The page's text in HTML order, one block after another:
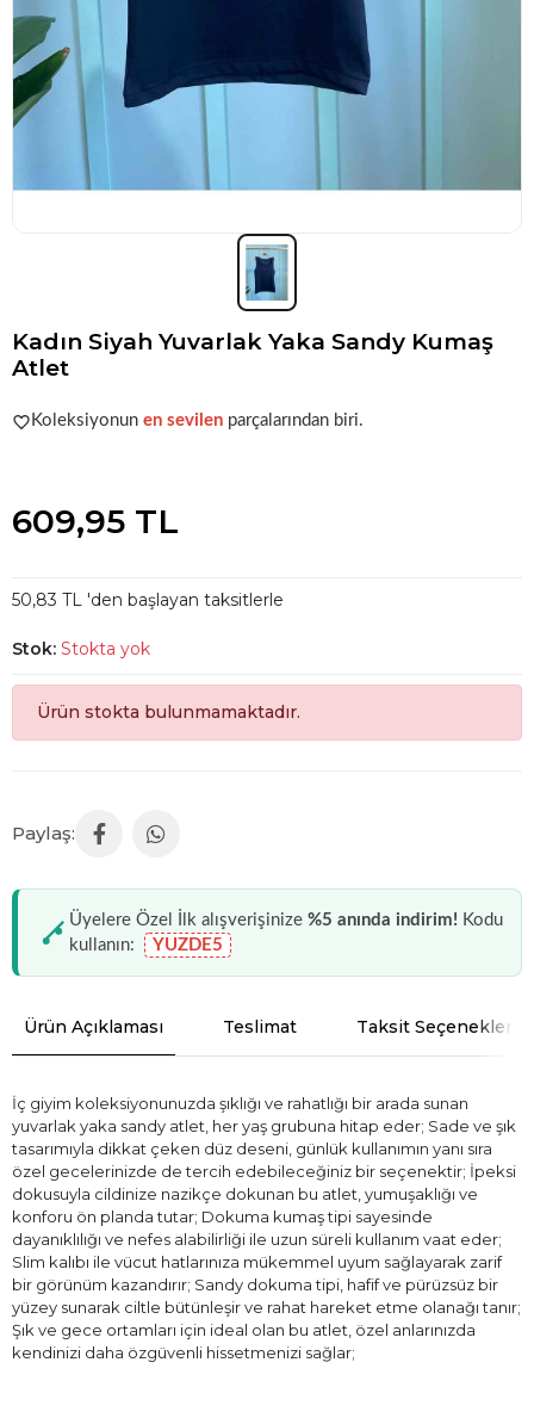
Kadın Siyah Yuvarlak Yaka Sandy Kumaş
Atlet
Şu anda
Koleksiyonun en sevilen parçalarından biri.
609,95 TL
50,83 TL 'den başlayan taksitlerle
Stok: Stokta yok
Ürün stokta bulunmamaktadır.
Üyelere Özel İlk alışverişinize %5 anında indirim! Kodu
kullanın:
YUZDE5
Ürün Açıklaması Teslimat Taksit Seçenekleri
İç giyim koleksiyonunuzda şıklığı ve rahatlığı bir arada sunan
yuvarlak yaka sandy atlet, her yaş grubuna hitap eder; Sade ve şık
tasarımıyla dikkat çeken düz deseni, günlük kullanımın yanı sıra
özel gecelerinizde de tercih edebileceğiniz bir seçenektir; İpeksi
dokusuyla cildinize nazikçe dokunan bu atlet, yumuşaklığı ve
konforu ön planda tutar; Dokuma kumaş tipi sayesinde
dayanıklılığı ve nefes alabilirliği ile uzun süreli kullanım vaat eder;
Slim kalıbı ile vücut hatlarınıza mükemmel uyum sağlayarak zarif
bir görünüm kazandırır; Sandy dokuma tipi, hafif ve pürüzsüz bir
yüzey sunarak ciltle bütünleşir ve rahat hareket etme olanağı tanır;
Şık ve gece ortamları için ideal olan bu atlet, özel anlarınızda
kendinizi daha özgüvenli hissetmenizi sağlar;